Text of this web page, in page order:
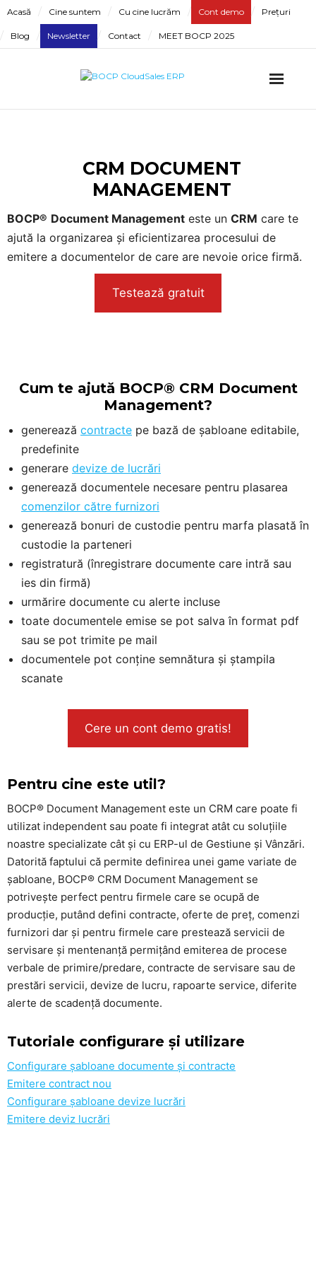
Skip
content
Acasă Cine suntem Cu cine lucrăm Cont demo Prețuri
Blog Newsletter Contact MEET BOCP 2025
CRM DOCUMENT
MANAGEMENT
BOCP® Document Management este un CRM care te
ajută la organizarea și eficientizarea procesului de
emitere a documentelor de care are nevoie orice firmă.
Testează gratuit
Cum te ajută BOCP® CRM Document
Management?
generează contracte pe bază de șabloane editabile,
predefinite
generare devize de lucrări
generează documentele necesare pentru plasarea
comenzilor către furnizori
generează bonuri de custodie pentru marfa plasată în
custodie la parteneri
registratură (înregistrare documente care intră sau
ies din firmă)
urmărire documente cu alerte incluse
toate documentele emise se pot salva în format pdf
sau se pot trimite pe mail
documentele pot conține semnătura și ștampila
scanate
Cere un cont demo gratis!
Pentru cine este util?
BOCP® Document Management este un CRM care poate fi
utilizat independent sau poate fi integrat atât cu soluțiile
noastre specializate cât și cu ERP-ul de Gestiune și Vânzări.
Datorită faptului că permite definirea unei game variate de
șabloane, BOCP® CRM Document Management se
potrivește perfect pentru firmele care se ocupă de
producție, putând defini contracte, oferte de preț, comenzi
furnizori dar și pentru firmele care prestează servicii de
servisare și mentenanță permițând emiterea de procese
verbale de primire/predare, contracte de servisare sau de
prestări servicii, devize de lucru, rapoarte service, diferite
alerte de scadență documente.
Tutoriale configurare și utilizare
Configurare șabloane documente și contracte
Emitere contract nou
Configurare șabloane devize lucrări
Emitere deviz lucrări